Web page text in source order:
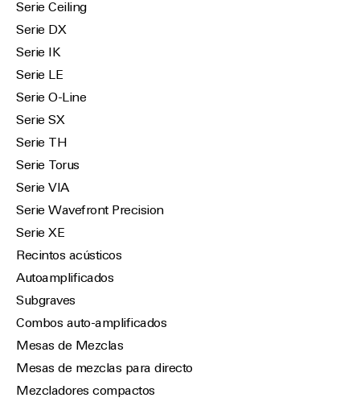
Serie Ceiling
Serie DX
Serie IK
Serie LE
Serie O-Line
Serie SX
Serie TH
Serie Torus
Serie VIA
Serie Wavefront Precision
Serie XE
Recintos acústicos
Autoamplificados
Subgraves
Combos auto-amplificados
Mesas de Mezclas
Mesas de mezclas para directo
Mezcladores compactos